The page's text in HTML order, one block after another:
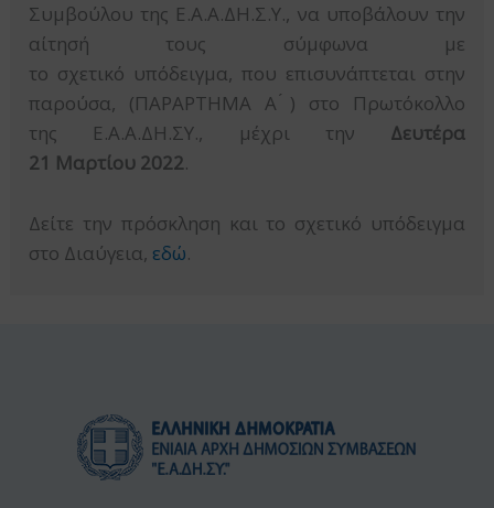
Συμβούλου της Ε.Α.Α.ΔΗ.Σ.Υ., να υποβάλουν την
αίτησή τους σύμφωνα με
το σχετικό υπόδειγμα, που επισυνάπτεται στην
παρούσα,
(ΠΑΡΑΡΤΗΜΑ Α ́) στο Πρωτόκολλο
της Ε.Α.Α.ΔΗ.ΣΥ., μέχρι την
Δευτέρα
21 Μαρτίου 2022.
Δείτε την πρόσκληση και το σχετικό υπόδειγμα
στο Διαύγεια, εδώ.